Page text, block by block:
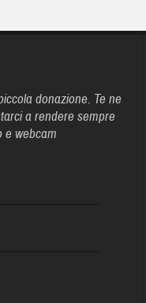
donazione. Te ne
a rendere sempre
e webcam